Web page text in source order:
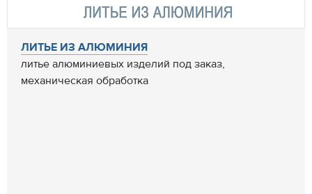
ЛИТЬЕ ИЗ АЛЮМИНИЯ
литье алюминиевых изделий под заказ,
механическая обработка